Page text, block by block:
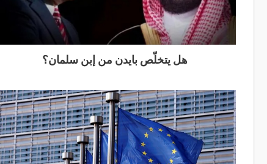
هل يتخلّص بايدن من إبن سلمان؟